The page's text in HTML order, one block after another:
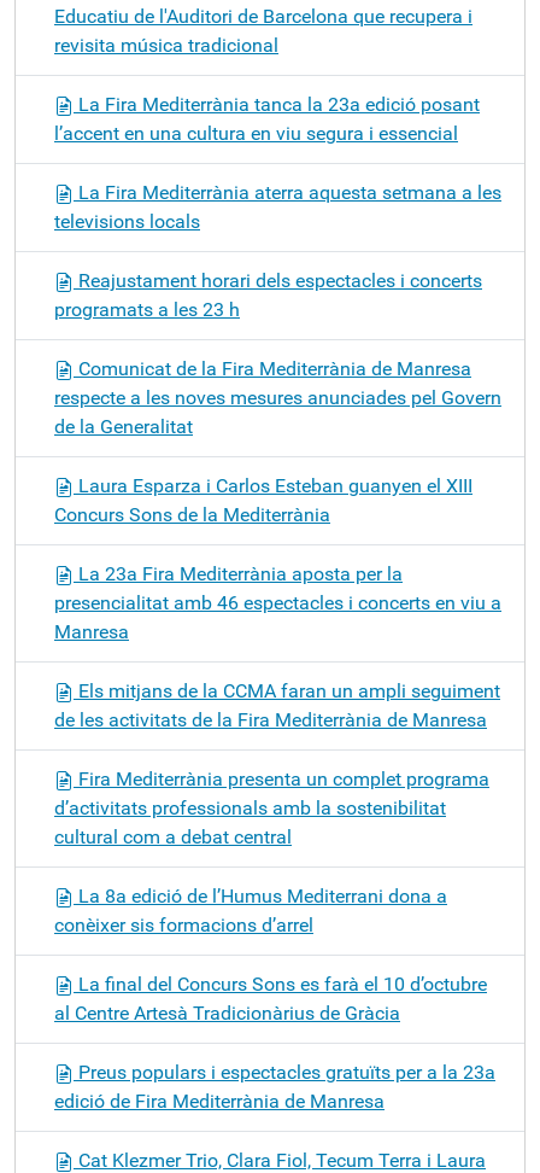
Educatiu de l'Auditori de Barcelona que recupera i
revisita música tradicional
La Fira Mediterrània tanca la 23a edició posant
l’accent en una cultura en viu segura i essencial
La Fira Mediterrània aterra aquesta setmana a les
televisions locals
Reajustament horari dels espectacles i concerts
programats a les 23 h
Comunicat de la Fira Mediterrània de Manresa
respecte a les noves mesures anunciades pel Govern
de la Generalitat
Laura Esparza i Carlos Esteban guanyen el XIII
Concurs Sons de la Mediterrània
La 23a Fira Mediterrània aposta per la
presencialitat amb 46 espectacles i concerts en viu a
Manresa
Els mitjans de la CCMA faran un ampli seguiment
de les activitats de la Fira Mediterrània de Manresa
Fira Mediterrània presenta un complet programa
d’activitats professionals amb la sostenibilitat
cultural com a debat central
La 8a edició de l’Humus Mediterrani dona a
conèixer sis formacions d’arrel
La final del Concurs Sons es farà el 10 d’octubre
al Centre Artesà Tradicionàrius de Gràcia
Preus populars i espectacles gratuïts per a la 23a
edició de Fira Mediterrània de Manresa
Cat Klezmer Trio, Clara Fiol, Tecum Terra i Laura